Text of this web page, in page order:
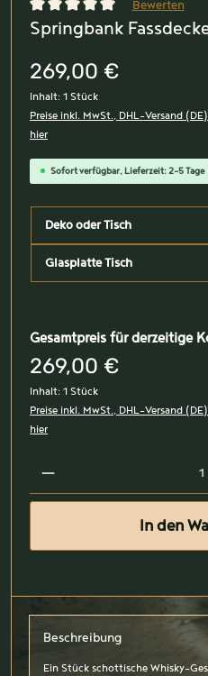
Durchschnittliche Bewertung
Bewerten
Springbank
269,00 €
Inhalt: 1 Stück
Preise inkl. MwSt., DHL-Versand
hier
Sofort verfügbar, Lieferzeit: 2-5 Tage
Deko oder Tisch
Glasplatte Tisch
Gesamtpreis für derzeitige
269,00 €
Inhalt: 1 Stück
Preise inkl. MwSt., DHL-Versand
hier
In den
Beschreibung
Ein Stück schottische Whisky-